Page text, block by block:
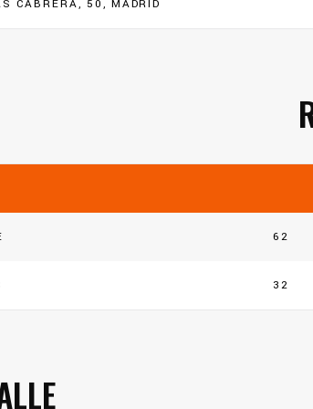
CABRERA, 50, MADRID
62
32